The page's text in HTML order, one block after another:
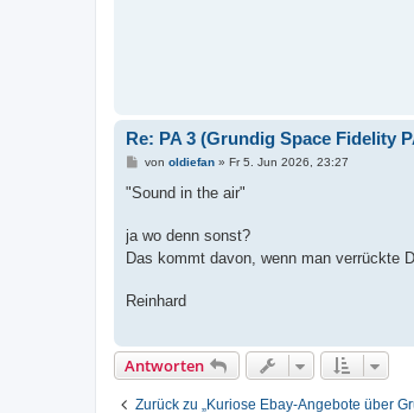
Re: PA 3 (Grundig Space Fidelity
B
i
a
von oldiefan» Fr 5. Jun 2026, 23:27
"Sound in the air"
ja wo denn sonst?
Das kommt davon, wenn man verrückte
Reinhard
Antworten
Zurück zu „Kuriose Ebay-Angebote über